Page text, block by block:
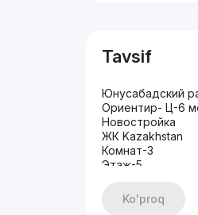
Tavsif
Юнусабадский
Ориентир- Ц-6
Новостройка
ЖК Kazakhstan
Комнат-3
Этаж-5
Площадь-102 кв.м
Состояние-
Ko'proq